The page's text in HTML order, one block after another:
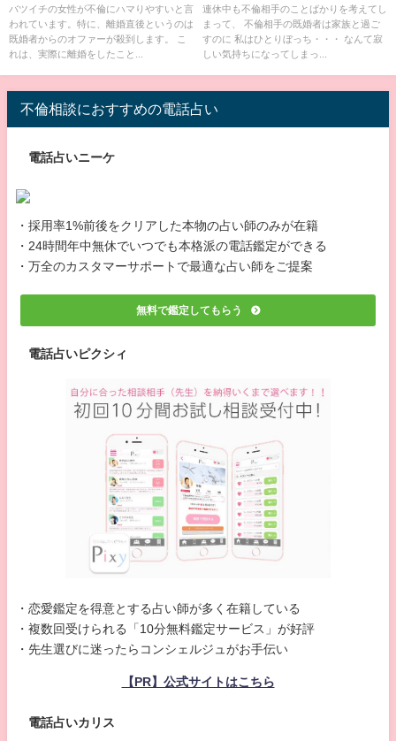
バツイチの女性が不倫にハマりやすいと言
われています。特に、離婚直後というのは
既婚者からのオファーが殺到します。 こ
れは、実際に離婚をしたこと...
る4つの過ごし方
連休中も不倫相手のことばかりを考えてし
まって、 不倫相手の既婚者は家族と過ご
すのに 私はひとりぼっち・・・ なんて寂
しい気持ちになってしまっ...
不倫相談におすすめの電話占い
電話占いニーケ
・採用率1%前後をクリアした本物の占い師のみが在籍
・24時間年中無休でいつでも本格派の電話鑑定ができる
・万全のカスタマーサポートで最適な占い師をご提案
無料で鑑定してもらう
電話占いピクシィ
・恋愛鑑定を得意とする占い師が多く在籍している
・複数回受けられる「10分無料鑑定サービス」が好評
・先生選びに迷ったらコンシェルジュがお手伝い
【PR】公式サイトはこちら
電話占いカリス